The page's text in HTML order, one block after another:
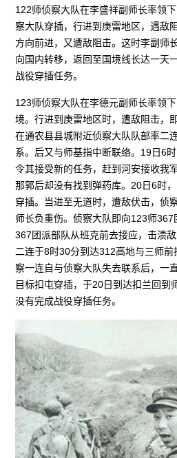
122师侦察大队在李盛祥副师长率领
察大队穿插，行进到庚雷地区，遇敌
方向前进，又遭敌阻击。这时李副师
向国内转移，返回至国境线长达一天
战役穿插任务。
123师侦察大队在李德元副师长率领
境。行进到庚雷地区时，遭敌阻击，
在通农县县城附近侦察大队队部率二
系。后又与师基指中断联络。19日6
令其接受新的任务，赶到河安接收我
那郭后却没有找到弹药库。20日6时
穿插。当进至无道时，遭敌伏击，侦
师长负重伤。侦察大队即向123师
367团派部队从班克前去接应，击溃
二连于8时30分到达312高地与三师
察一连自与侦察大队失去联系后，一
目标扣屯穿插，于20日到达扣兰回到
没有完成战役穿插任务。